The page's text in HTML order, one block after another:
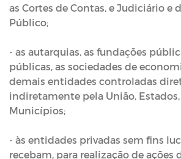
as Cortes de Contas, e Judiciário e
Público;
- as autarquias, as fundações
públicas, as sociedades de
demais entidades controladas
indiretamente pela União,
Municípios;
- às entidades privadas sem fins
recebam, para realização de ações